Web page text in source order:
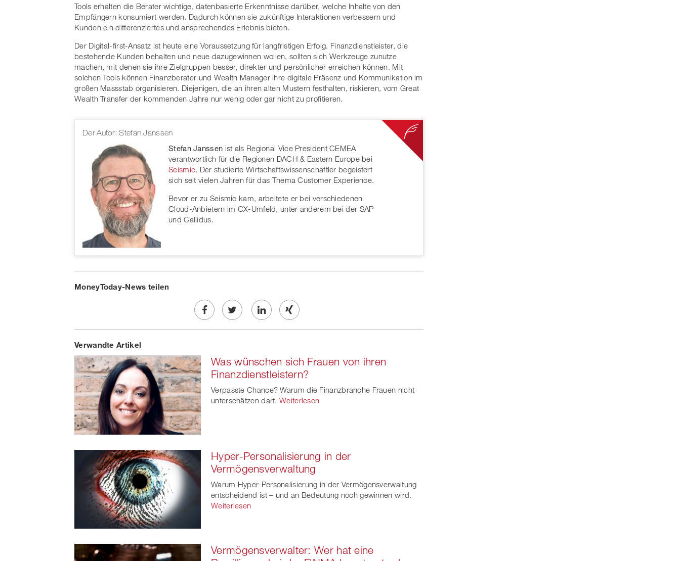
Tools erhalten die Berater wichtige, datenbasierte Erkenntnisse darüber, welche Inhalte von den
Empfängern konsumiert werden. Dadurch können sie zukünftige Interaktionen verbessern und
Kunden ein differenziertes und ansprechendes Erlebnis bieten.
Der Digital-first-Ansatz ist heute eine Voraussetzung für langfristigen Erfolg. Finanzdienstleister, die
bestehende Kunden behalten und neue dazugewinnen wollen, sollten sich Werkzeuge zunutze
machen, mit denen sie ihre Zielgruppen besser, direkter und persönlicher erreichen können. Mit
solchen Tools können Finanzberater und Wealth Manager ihre digitale Präsenz und Kommunikation im
großen Massstab organisieren. Diejenigen, die an ihren alten Mustern festhalten, riskieren, vom Great
Wealth Transfer der kommenden Jahre nur wenig oder gar nicht zu profitieren.
Der Autor: Stefan Janssen
Stefan Janssen ist als Regional Vice President CEMEA
verantwortlich für die Regionen DACH & Eastern Europe bei
Seismic. Der studierte Wirtschaftswissenschaftler begeistert
sich seit vielen Jahren für das Thema Customer Experience.
Bevor er zu Seismic kam, arbeitete er bei verschiedenen
Cloud-Anbietern im CX-Umfeld, unter anderem bei der SAP
und Callidus.
MoneyToday-News teilen
Share
Facebook
Twe
on
twitt
er
Share
linkedin
Share
Xing
Verwandte Artikel
Was wünschen sich Frauen von ihren
Finanzdienstleistern?
Verpasste Chance? Warum die Finanzbranche Frauen nicht
unterschätzen darf. Weiterlesen
Hyper-Personalisierung in der
Vermögensverwaltung
Warum Hyper-Personalisierung in der Vermögensverwaltung
entscheidend ist – und an Bedeutung noch gewinnen wird.
Weiterlesen
Vermögensverwalter: Wer hat eine